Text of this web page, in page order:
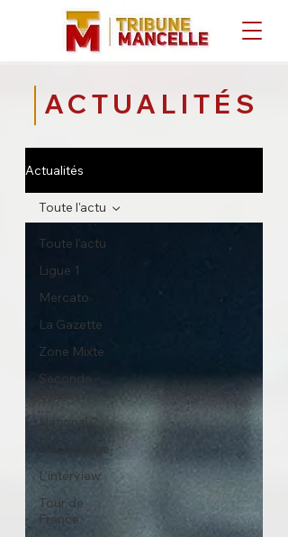
ACTUALITÉS
Actualités
Toute l'actu
Ligue 1
Mercato
La Gazette
Zone Mixte
Seconde
National 2
Décryptage
L'interview
Tour de
France
Toute l'actu